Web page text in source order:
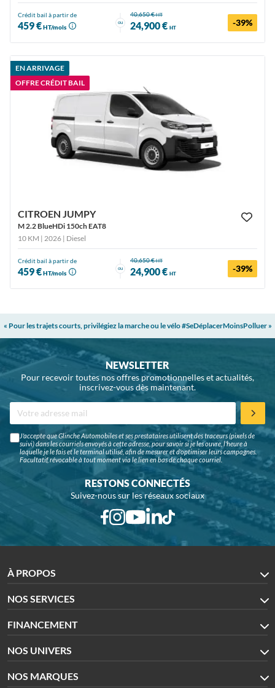
Crédit bail à partir de
459 €HT/mois
ou
40,650 €HT
24,900 € HT -39%
EN ARRIVAGE
OFFRE CRÉDIT BAIL
CITROEN JUMPY
M 2.2 BlueHDi 150ch EAT8
10 KM | 2026 | Diesel
Crédit bail à partir de
459 €HT/mois
ou
40,650 €HT
24,900 € HT -39%
« Pour les trajets courts, privilégiez la marche ou le vélo #SeDéplacerMoinsPolluer »
NEWSLETTER
Pour recevoir toutes nos offres promotionnelles et actualités,
inscrivez-vous dès maintenant.
J'accepte que Glinche Automobiles et ses prestataires utilisent des traceurs (pixels de
suivi) dans les courriels envoyés à cette adresse, pour savoir si je les ouvre, l'heure à
laquelle je le fais et le terminal utilisé, afin de mesurer et d'optimiser leurs campagnes.
Facultatif, révocable à tout moment via le lien en bas de chaque courriel.
RESTONS CONNECTÉS
Suivez-nous sur les réseaux sociaux
À PROPOS
NOS SERVICES
FINANCEMENT
NOS UNIVERS
NOS MARQUES